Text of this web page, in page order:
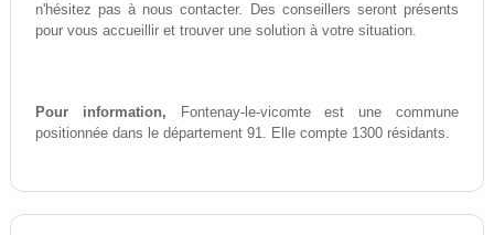
n'hésitez pas à nous contacter. Des conseillers seront présents
pour vous accueillir et trouver une solution à votre situation.
Pour information, Fontenay-le-vicomte est une commune
positionnée dans le département 91. Elle compte 1300 résidants.